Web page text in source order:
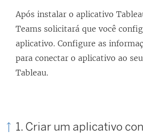
n
e
l
a
Após instalar o aplicativo
Teams solicitará que você
aplicativo. Configure as
para conectar o aplicativo ao
Tableau.
1. Criar um aplicativo